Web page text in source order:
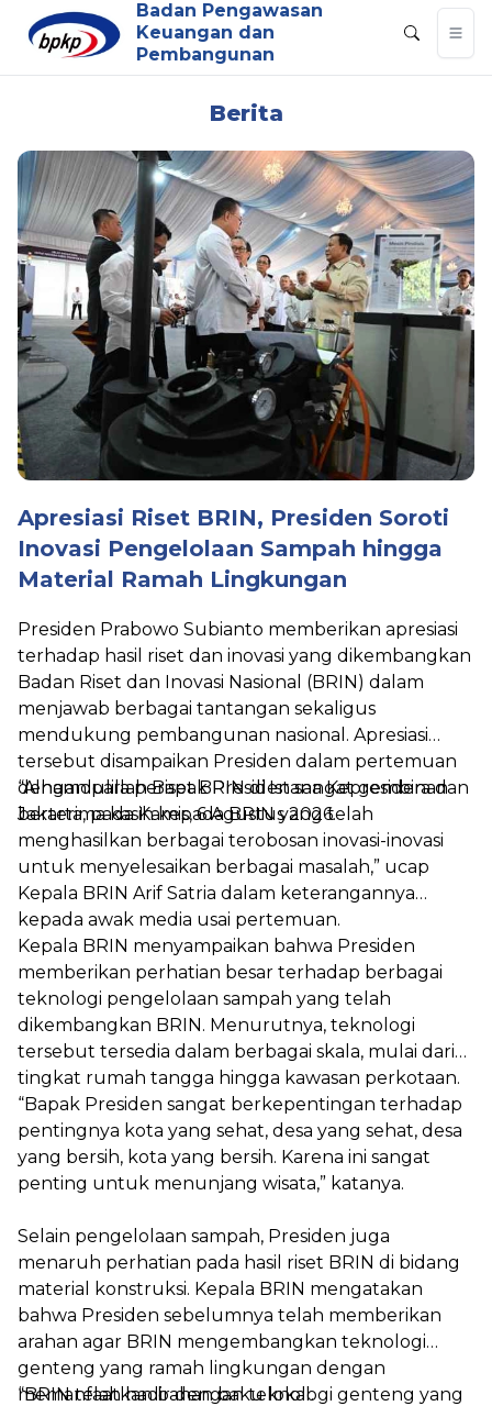
Badan Pengawasan
Keuangan dan
Pembangunan
Berita
Apresiasi Riset BRIN, Presiden Soroti
Inovasi Pengelolaan Sampah hingga
Material Ramah Lingkungan
Presiden Prabowo Subianto memberikan apresiasi
terhadap hasil riset dan inovasi yang dikembangkan
Badan Riset dan Inovasi Nasional (BRIN) dalam
menjawab berbagai tantangan sekaligus
mendukung pembangunan nasional. Apresiasi
tersebut disampaikan Presiden dalam pertemuan
dengan para periset BRIN di Istana Kepresidenan
Jakarta, pada Kamis, 6 Agustus 2026.
“Alhamdulillah Bapak Presiden sangat gembira dan
berterima kasih kepada BRIN yang telah
menghasilkan berbagai terobosan inovasi-inovasi
untuk menyelesaikan berbagai masalah,” ucap
Kepala BRIN Arif Satria dalam keterangannya
kepada awak media usai pertemuan.
Kepala BRIN menyampaikan bahwa Presiden
memberikan perhatian besar terhadap berbagai
teknologi pengelolaan sampah yang telah
dikembangkan BRIN. Menurutnya, teknologi
tersebut tersedia dalam berbagai skala, mulai dari
tingkat rumah tangga hingga kawasan perkotaan.
“Bapak Presiden sangat berkepentingan terhadap
pentingnya kota yang sehat, desa yang sehat, desa
yang bersih, kota yang bersih. Karena ini sangat
penting untuk menunjang wisata,” katanya.
Selain pengelolaan sampah, Presiden juga
menaruh perhatian pada hasil riset BRIN di bidang
material konstruksi. Kepala BRIN mengatakan
bahwa Presiden sebelumnya telah memberikan
arahan agar BRIN mengembangkan teknologi
genteng yang ramah lingkungan dengan
memanfaatkan bahan baku lokal.
“BRIN telah hadir dengan teknologi genteng yang